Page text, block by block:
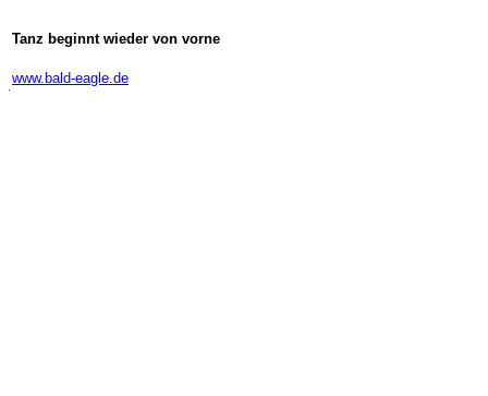
Tanz beginnt wieder von vorne
www.bald-eagle.de